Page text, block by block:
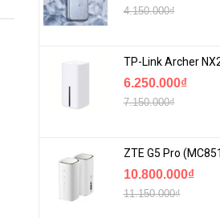
4.150.000₫
6.250.000₫
7.150.000₫
10.800.000₫
11.150.000₫